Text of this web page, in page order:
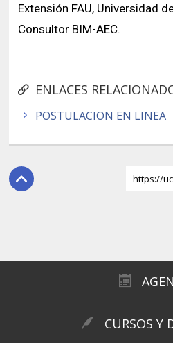
ENLACES
POSTULACION EN LINEA
Extensión FAU, Universidad
Consultor BIM-AEC.
https://
CURSOS Y